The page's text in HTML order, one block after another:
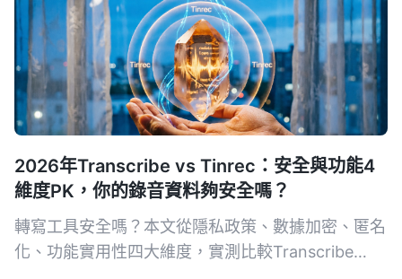
2026年Transcribe vs Tinrec：安全與功能4
維度PK，你的錄音資料夠安全嗎？
轉寫工具安全嗎？本文從隱私政策、數據加密、匿名
化、功能實用性四大維度，實測比較Transcribe